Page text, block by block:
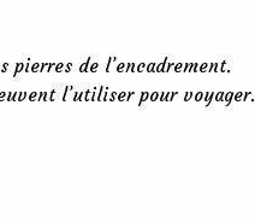
pierres de l’encadrement.
l’utiliser pour voyager.